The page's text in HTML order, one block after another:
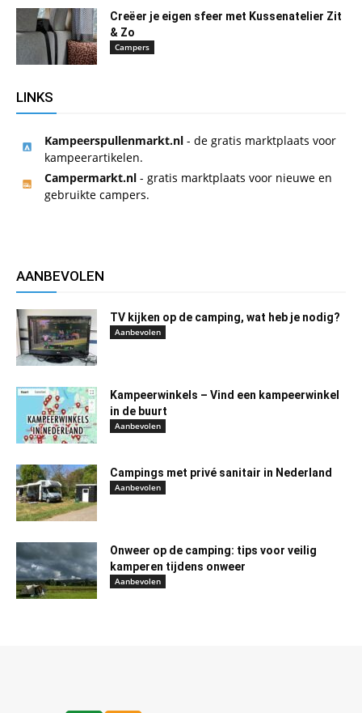
Creëer je eigen sfeer met Kussenatelier Zit
& Zo
Campers
LINKS
Kampeerspullenmarkt.nl - de gratis marktplaats voor
kampeerartikelen.
Campermarkt.nl - gratis marktplaats voor nieuwe en
gebruikte campers.
AANBEVOLEN
TV kijken op de camping, wat heb je nodig?
Aanbevolen
Kampeerwinkels – Vind een kampeerwinkel
in de buurt
Aanbevolen
Campings met privé sanitair in Nederland
Aanbevolen
Onweer op de camping: tips voor veilig
kamperen tijdens onweer
Aanbevolen